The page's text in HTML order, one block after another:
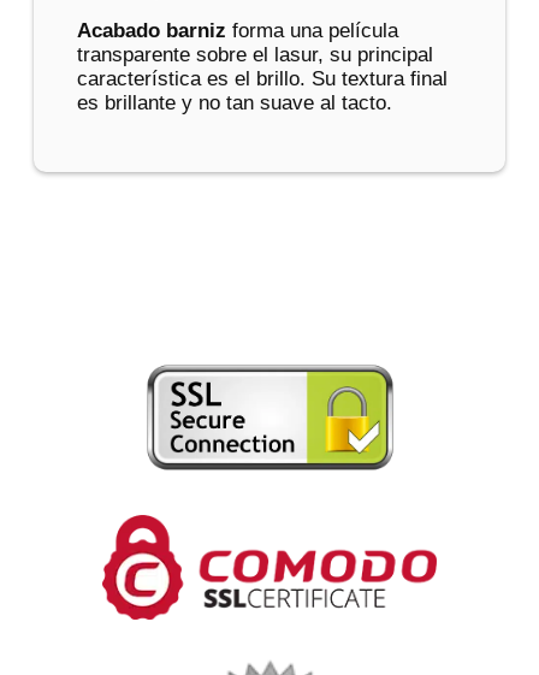
Acabado barniz forma una película
transparente sobre el lasur, su principal
característica es el brillo. Su textura final
es brillante y no tan suave al tacto.